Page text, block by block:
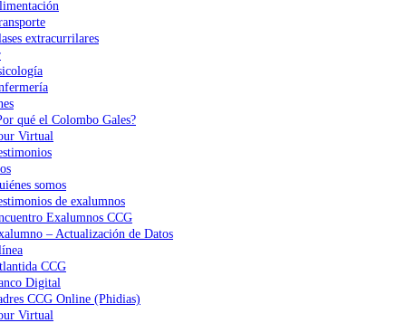
extracurrilares
qué el Colombo Gales?
Virtual
somos
de exalumnos
Exalumnos CCG
– Actualización de Datos
CCG
Digital
CCG Online (Phidias)
Virtual